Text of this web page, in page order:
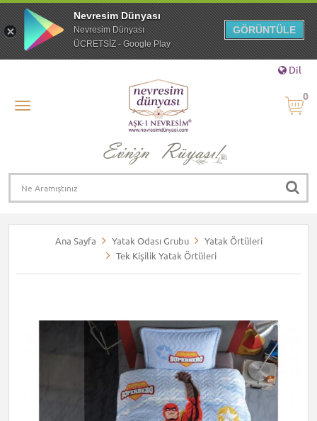
Dil
0
Ana Sayfa Yatak Odası Grubu
Yatak Örtüleri
Tek Kişilik Yatak Örtüleri
Nevresim Dünyası
Nevresim Dünyası
ÜCRETSİZ - Google Play
GÖRÜNTÜLE